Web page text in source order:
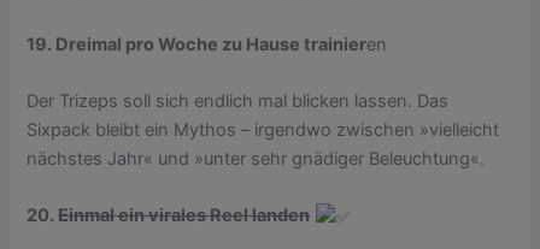
19. Dreimal pro Woche zu Hause trainieren
Der Trizeps soll sich endlich mal blicken lassen. Das
Sixpack bleibt ein Mythos – irgendwo zwischen »vielleicht
nächstes Jahr« und »unter sehr gnädiger Beleuchtung«.
20.Einmal ein virales Reel landen